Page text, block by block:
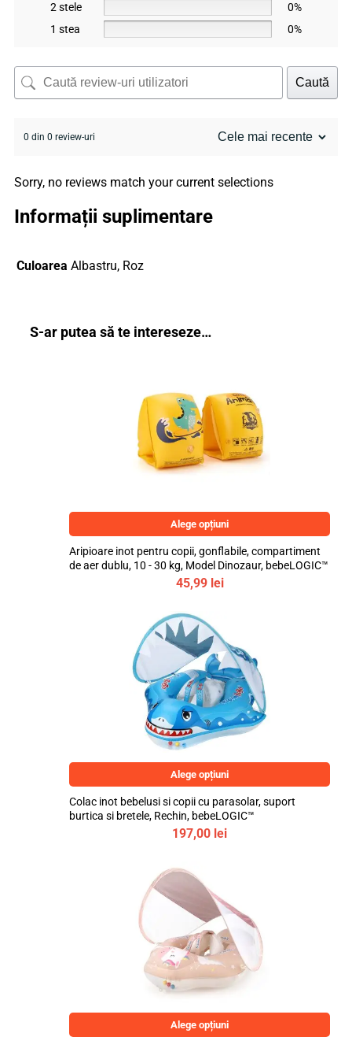
2 stele
0%
1 stea
0%
Caută
0 din 0 review-uri
Sorry, no reviews match your current selections
Informații suplimentare
Culoarea Albastru, Roz
S-ar putea să te intereseze…
Alege opțiuni
Aripioare inot pentru copii, gonflabile, compartiment
de aer dublu, 10 - 30 kg, Model Dinozaur, bebeLOGIC™
45,99 lei
Alege opțiuni
Colac inot bebelusi si copii cu parasolar, suport
burtica si bretele, Rechin, bebeLOGIC™
197,00 lei
Alege opțiuni